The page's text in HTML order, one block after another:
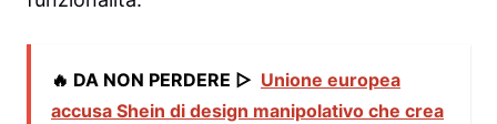
🔥 DA NON PERDERE ▷ Unione europea
accusa Shein di design manipolativo che crea